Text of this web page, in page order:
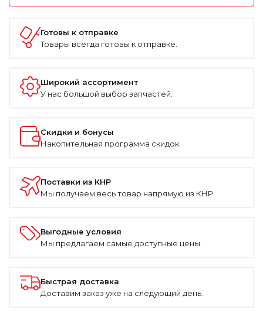
Готовы к отправке
Товары всегда готовы к отправке.
Широкий ассортимент
У нас большой выбор запчастей.
Скидки и бонусы
Накопительная программа скидок.
Поставки из КНР
Мы получаем весь товар напрямую из КНР.
Выгодные условия
Мы предлагаем самые доступные цены.
Быстрая доставка
Доставим заказ уже на следующий день.